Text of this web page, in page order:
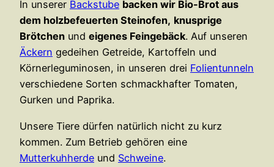
In unserer Backstube backen wir Bio-Brot aus
dem holzbefeuerten Steinofen, knusprige
Brötchen und eigenes Feingebäck. Auf unseren
Äckern gedeihen Getreide, Kartoffeln und
Körnerleguminosen, in unseren drei Folientunneln
verschiedene Sorten schmackhafter Tomaten,
Gurken und Paprika.
Unsere Tiere dürfen natürlich nicht zu kurz
kommen. Zum Betrieb gehören eine
Mutterkuhherde und Schweine.